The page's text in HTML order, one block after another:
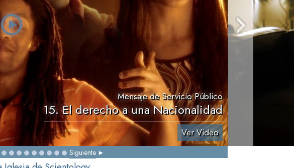
Mensaje de Servicio Público
15. El derecho a una Nacionalidad
Ver Video
Siguiente